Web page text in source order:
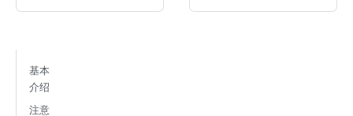
基本
介绍
注意